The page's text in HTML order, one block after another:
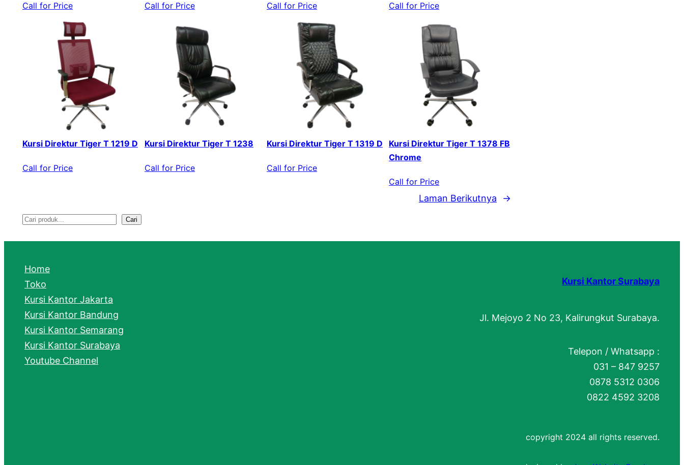
Call for Price Call for Price Call for Price Call for Price
Kursi Direktur Tiger T 1219 D
Call for Price
Kursi Direktur Tiger T 1238
Call for Price
Kursi Direktur Tiger T 1319 D
Call for Price
Kursi Direktur Tiger T 1378 FB
Chrome
Call for Price
Laman Berikutnya →
S
e
a
r
c
h
Cari
Home
Toko
Kursi Kantor Jakarta
Kursi Kantor Bandung
Kursi Kantor Semarang
Kursi Kantor Surabaya
Youtube Channel
Kursi Kantor Surabaya
Jl. Mejoyo 2 No 23, Kalirungkut Surabaya.
Telepon / Whatsapp :
031 – 847 9257
0878 5312 0306
0822 4592 3208
copyright 2024 all rights reserved.